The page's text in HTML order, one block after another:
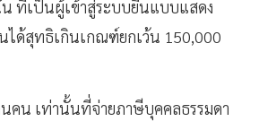
ที่เป็นผู้เข้าสู่ระบบยื่นแบบแสดง
นได้สุทธิเกินเกณฑ์ยกเว้น 150,000
นคน เท่านั้นที่จ่ายภาษีบุคคลธรรมดา